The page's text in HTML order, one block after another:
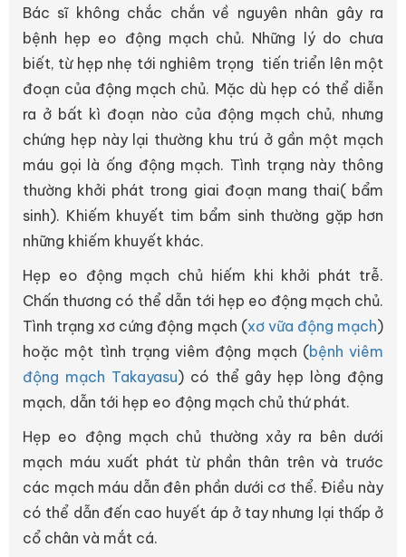
Bác sĩ không chắc chắn về nguyên nhân gây ra
bệnh hẹp eo động mạch chủ. Những lý do chưa
biết, từ hẹp nhẹ tới nghiêm trọng tiến triển lên một
đoạn của động mạch chủ. Mặc dù hẹp có thể diễn
ra ở bất kì đoạn nào của động mạch chủ, nhưng
chứng hẹp này lại thường khu trú ở gần một mạch
máu gọi là ống động mạch. Tình trạng này thông
thường khởi phát trong giai đoạn mang thai( bẩm
sinh). Khiếm khuyết tim bẩm sinh thường gặp hơn
những khiếm khuyết khác.
Hẹp eo động mạch chủ hiếm khi khởi phát trễ.
Chấn thương có thể dẫn tới hẹp eo động mạch chủ.
Tình trạng xơ cứng động mạch (xơ vữa động mạch)
hoặc một tình trạng viêm động mạch (bệnh viêm
động mạch Takayasu) có thể gây hẹp lòng động
mạch, dẫn tới hẹp eo động mạch chủ thứ phát.
Hẹp eo động mạch chủ thường xảy ra bên dưới
mạch máu xuất phát từ phần thân trên và trước
các mạch máu dẫn đên phần dưới cơ thể. Điều này
có thể dẫn đến cao huyết áp ở tay nhưng lại thấp ở
cổ chân và mắt cá.